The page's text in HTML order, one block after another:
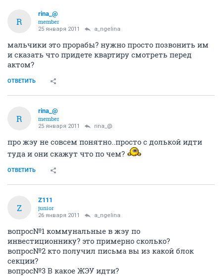
R
rina_@
member
25 января 2011 a_ngelina
мальчики это прорабы? нужно просто позвонить им
и сказать что придете квартиру смотреть перед
актом?
ОТВЕТИТЬ
R
rina_@
member
25 января 2011 rina_@
про жэу не совсем понятно..просто с долькой идти
туда и они скажут что по чем?
ОТВЕТИТЬ
Z
Z111
junior
26 января 2011 a_ngelina
вопрос№1 коммунальные в жэу по
инвестиционнику? это примерно сколько?
вопрос№2 кто получил письма вы из какой блок
секции?
вопрос№3 В какое ЖЭУ идти?